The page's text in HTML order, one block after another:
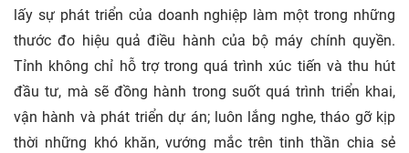
lấy sự phát triển của doanh nghiệp làm một trong những
thước đo hiệu quả điều hành của bộ máy chính quyền.
Tỉnh không chỉ hỗ trợ trong quá trình xúc tiến và thu hút
đầu tư, mà sẽ đồng hành trong suốt quá trình triển khai,
vận hành và phát triển dự án; luôn lắng nghe, tháo gỡ kịp
thời những khó khăn, vướng mắc trên tinh thần chia sẻ